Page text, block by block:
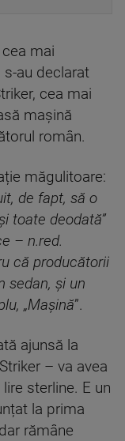
mai
au declarat
cea mai
mașină
român.
măgulitoare:
de fapt, să o
toate deodată”
– n.red.
că producătorii
sedan, și un
„Mașină”.
ajunsă la
– va avea
sterline. E un
la prima
rămâne